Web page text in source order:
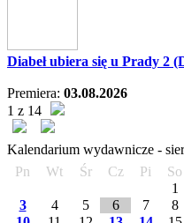
Diabeł ubiera się u Prady 2
Premiera: 03.08.2026
1 z 14
Kalendarium wydawnicze -
Pn
Wt Śr Cz Pi So
1
3
4 5 6 7 8